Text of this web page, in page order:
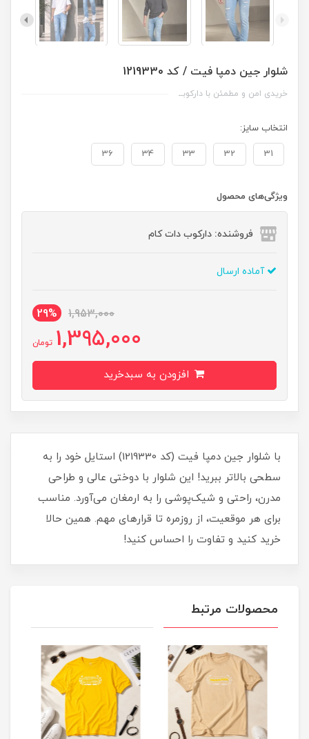
شلوار جین دمپا فیت / کد 1219330
خریدی امن و مطمئن با دارکوبــ
انتخاب سایز:
31
32
33
34
36
ویژگی‌های محصول
فروشنده: دارکوب دات کام
آماده ارسال
1,953,000
29%
1,395,000 تومان
با شلوار جین دمپا فیت (کد 1219330) استایل خود را به
سطحی بالاتر ببرید! این شلوار با دوختی عالی و طراحی
مدرن، راحتی و شیک‌پوشی را به ارمغان می‌آورد. مناسب
برای هر موقعیت، از روزمره تا قرارهای مهم. همین حالا
خرید کنید و تفاوت را احساس کنید!
محصولات مرتبط